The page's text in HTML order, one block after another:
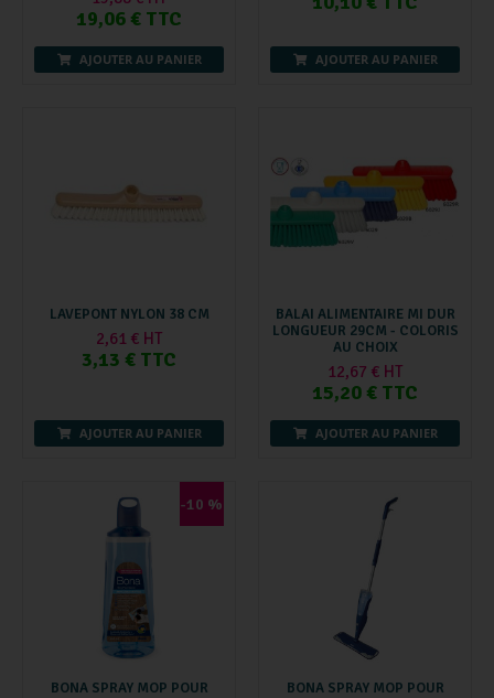
19,06 € TTC
AJOUTER AU PANIER AJOUTER AU PANIER
LAVEPONT NYLON 38 CM
2,61 € HT
3,13 € TTC
AJOUTER AU PANIER
BALAI ALIMENTAIRE MI DUR
LONGUEUR 29CM - COLORIS
AU CHOIX
12,67 € HT
15,20 € TTC
AJOUTER AU PANIER
-10 %
BONA SPRAY MOP POUR
BONA SPRAY MOP POUR